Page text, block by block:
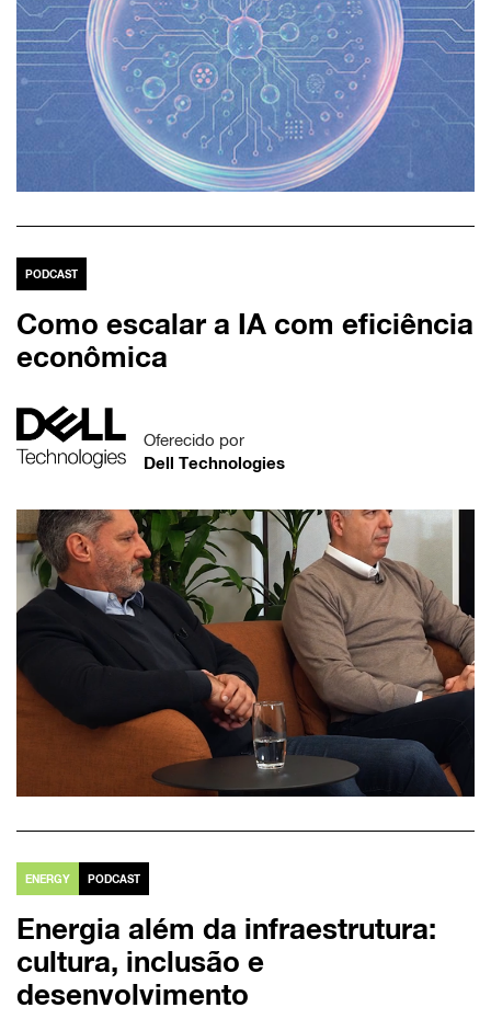
PODCAST
Como escalar a IA com eficiência
econômica
Oferecido por
Dell Technologies
ENERGY PODCAST
Energia além da infraestrutura:
cultura, inclusão e
desenvolvimento